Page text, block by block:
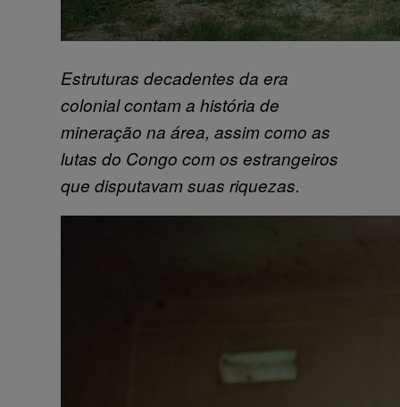
Estruturas decadentes da era
colonial contam a história de
mineração na área, assim como as
lutas do Congo com os estrangeiros
que disputavam suas riquezas.